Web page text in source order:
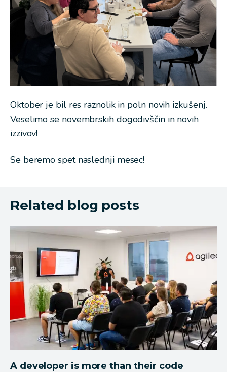
Oktober je bil res raznolik in poln novih izkušenj.
Veselimo se novembrskih dogodivščin in novih
izzivov!
Se beremo spet naslednji mesec!
Related blog posts
A developer is more than their code